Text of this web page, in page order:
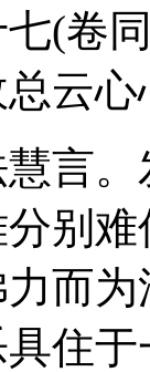
卷同
云
。
别
而
住